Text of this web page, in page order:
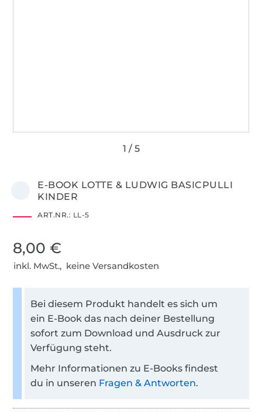
E-BOOK LOTTE & LUDWIG BASICPULLI
KINDER
ART.NR.: LL-5
8,00 €
inkl. MwSt., keine Versandkosten
Bei diesem Produkt handelt es sich um
ein E-Book das nach deiner Bestellung
sofort zum Download und Ausdruck zur
Verfügung steht.
Mehr Informationen zu E-Books findest
du in unseren Fragen & Antworten.